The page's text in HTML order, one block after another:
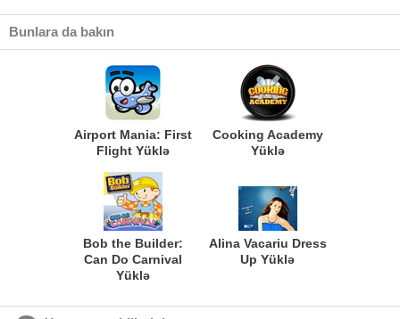
Bunlara da bakın
Airport Mania: First
Flight Yüklə
Cooking Academy
Yüklə
Bob the Builder:
Can Do Carnival
Yüklə
Alina Vacariu Dress
Up Yüklə